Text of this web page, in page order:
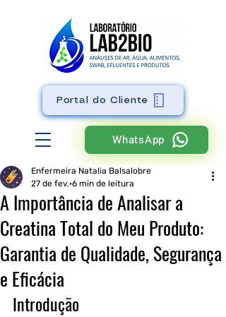
WhatsApp
Portal do Cliente
A Importância de Analisar a
Creatina Total do Meu Produto:
Garantia de Qualidade, Segurança
e Eficácia
Enfermeira Natalia Balsalobre
27 de fev. 6 min de leitura
Introdução